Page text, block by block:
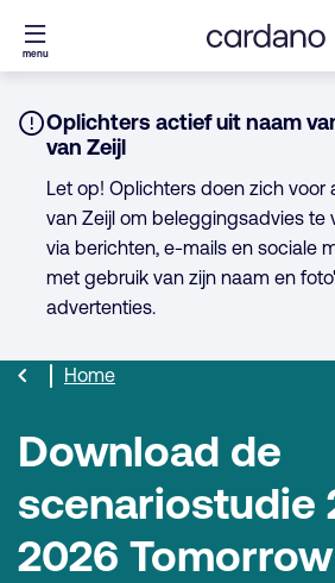
Direct
naar
menu
Notice:
Oplichters actief uit naam
van Zeijl
Let op! Oplichters doen zich voor
van Zeijl om beleggingsadvies te
via berichten, e-mails en sociale
met gebruik van zijn naam en
advertenties.
Home
Download de
scenariostudie
2026